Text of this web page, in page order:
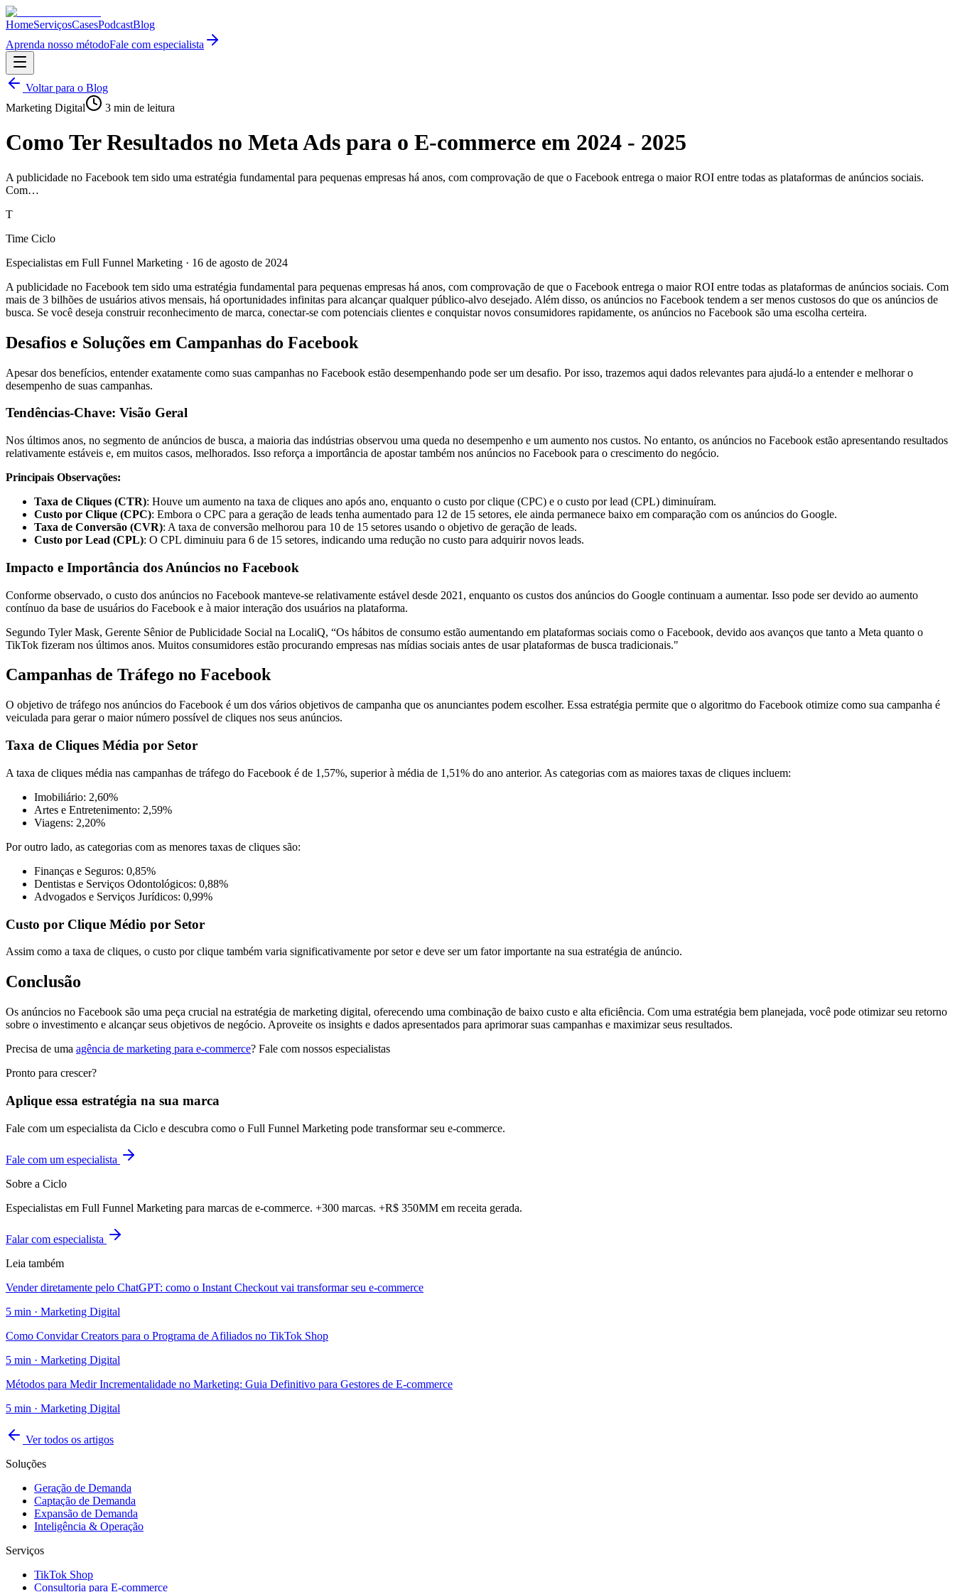
HomeServiçosCasesPodcastBlog
Aprenda nosso métodoFale com especialista
Voltar para o Blog
Marketing Digital
3 min de leitura
Como Ter Resultados no Meta Ads para o E-commerce em 2024 - 2025
A publicidade no Facebook tem sido uma estratégia fundamental para pequenas empresas há anos, com comprovação de que o Facebook entrega o maior ROI entre todas as plataformas de anúncios sociais.
Com…
T
Time Ciclo
Especialistas em Full Funnel Marketing · 16 de agosto de 2024
A publicidade no Facebook tem sido uma estratégia fundamental para pequenas empresas há anos, com comprovação de que o Facebook entrega o maior ROI entre todas as plataformas de anúncios sociais. Com
mais de 3 bilhões de usuários ativos mensais, há oportunidades infinitas para alcançar qualquer público-alvo desejado. Além disso, os anúncios no Facebook tendem a ser menos custosos do que os anúncios de
busca. Se você deseja construir reconhecimento de marca, conectar-se com potenciais clientes e conquistar novos consumidores rapidamente, os anúncios no Facebook são uma escolha certeira.
Desafios e Soluções em Campanhas do Facebook
Apesar dos benefícios, entender exatamente como suas campanhas no Facebook estão desempenhando pode ser um desafio. Por isso, trazemos aqui dados relevantes para ajudá-lo a entender e melhorar o
desempenho de suas campanhas.
Tendências-Chave: Visão Geral
Nos últimos anos, no segmento de anúncios de busca, a maioria das indústrias observou uma queda no desempenho e um aumento nos custos. No entanto, os anúncios no Facebook estão apresentando resultados
relativamente estáveis e, em muitos casos, melhorados. Isso reforça a importância de apostar também nos anúncios no Facebook para o crescimento do negócio.
Principais Observações:
Taxa de Cliques (CTR): Houve um aumento na taxa de cliques ano após ano, enquanto o custo por clique (CPC) e o custo por lead (CPL) diminuíram.
Custo por Clique (CPC): Embora o CPC para a geração de leads tenha aumentado para 12 de 15 setores, ele ainda permanece baixo em comparação com os anúncios do Google.
Taxa de Conversão (CVR): A taxa de conversão melhorou para 10 de 15 setores usando o objetivo de geração de leads.
Custo por Lead (CPL): O CPL diminuiu para 6 de 15 setores, indicando uma redução no custo para adquirir novos leads.
Impacto e Importância dos Anúncios no Facebook
Conforme observado, o custo dos anúncios no Facebook manteve-se relativamente estável desde 2021, enquanto os custos dos anúncios do Google continuam a aumentar. Isso pode ser devido ao aumento
contínuo da base de usuários do Facebook e à maior interação dos usuários na plataforma.
Segundo Tyler Mask, Gerente Sênior de Publicidade Social na LocaliQ, “Os hábitos de consumo estão aumentando em plataformas sociais como o Facebook, devido aos avanços que tanto a Meta quanto o
TikTok fizeram nos últimos anos. Muitos consumidores estão procurando empresas nas mídias sociais antes de usar plataformas de busca tradicionais."
Campanhas de Tráfego no Facebook
O objetivo de tráfego nos anúncios do Facebook é um dos vários objetivos de campanha que os anunciantes podem escolher. Essa estratégia permite que o algoritmo do Facebook otimize como sua campanha é
veiculada para gerar o maior número possível de cliques nos seus anúncios.
Taxa de Cliques Média por Setor
A taxa de cliques média nas campanhas de tráfego do Facebook é de 1,57%, superior à média de 1,51% do ano anterior. As categorias com as maiores taxas de cliques incluem:
Imobiliário: 2,60%
Artes e Entretenimento: 2,59%
Viagens: 2,20%
Por outro lado, as categorias com as menores taxas de cliques são:
Finanças e Seguros: 0,85%
Dentistas e Serviços Odontológicos: 0,88%
Advogados e Serviços Jurídicos: 0,99%
Custo por Clique Médio por Setor
Assim como a taxa de cliques, o custo por clique também varia significativamente por setor e deve ser um fator importante na sua estratégia de anúncio.
Conclusão
Os anúncios no Facebook são uma peça crucial na estratégia de marketing digital, oferecendo uma combinação de baixo custo e alta eficiência. Com uma estratégia bem planejada, você pode otimizar seu retorno
sobre o investimento e alcançar seus objetivos de negócio. Aproveite os insights e dados apresentados para aprimorar suas campanhas e maximizar seus resultados.
Precisa de uma agência de marketing para e-commerce? Fale com nossos especialistas
Pronto para crescer?
Aplique essa estratégia na sua marca
Fale com um especialista da Ciclo e descubra como o Full Funnel Marketing pode transformar seu e-commerce.
Fale com um especialista
Sobre a Ciclo
Especialistas em Full Funnel Marketing para marcas de e-commerce. +300 marcas. +R$ 350MM em receita gerada.
Falar com especialista
Leia também
Vender diretamente pelo ChatGPT: como o Instant Checkout vai transformar seu e-commerce
5 min · Marketing Digital
Como Convidar Creators para o Programa de Afiliados no TikTok Shop
5 min · Marketing Digital
Métodos para Medir Incrementalidade no Marketing: Guia Definitivo para Gestores de E-commerce
5 min · Marketing Digital
Ver todos os artigos
Soluções
Geração de Demanda
Captação de Demanda
Expansão de Demanda
Inteligência & Operação
Serviços
TikTok Shop
Consultoria para E-commerce